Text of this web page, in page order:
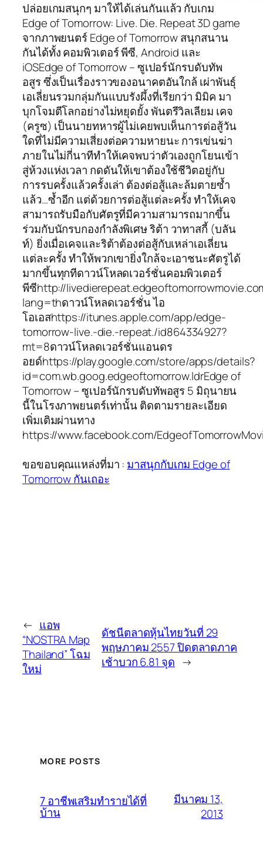
ปล่อยเกมสนุกๆ มาให้ได้เล่นกันแล้ว กับเกม
Edge of Tomorrow: Live. Die. Repeat 3D game
จากภาพยนตร์ Edge of Tomorrow สนุกสนาน
กันได้ทั้ง คอมพิวเตอร์ พีซี, Android และ
iOSEdge of Tomorrow – ซูเปอร์นักรบดับทัพ
อสูร ซึ่งเป็นเรื่องราวของอนาคตอันใกล้ เผ่าพันธุ์
เอเลี่ยนรวมกลุ่มกันแบบรังผึ้งที่เรียกว่า มิมิค มา
บุกโจมตีโลกอย่างไม่หยุดยั้ง พันตรีวิลเลียม เคจ
(ครูซ) เป็นนายทหารผู้ไม่เคยพบเห็นการต่อสู้วัน
ใดที่ไม่มีความเสี่ยงต่อความหายนะ การเข่นฆ่า
ภายในไม่กี่นาทีทำให้เคจพบว่าตัวเองถูกโยนเข้า
สู่ห้วงแห่งเวลา กดดันให้เขาต้องใช้ชีวิตอยู่กับ
การรบครั้งแล้วครั้งเล่า ต้องต่อสู้และล้มตายซ้ำ
แล้ว…ซ้ำอีก แต่ด้วยการต่อสู้แต่ละครั้ง ทำให้เคจ
สามารถรับมือกับศัตรูที่มีความสามารถมากขึ้น
ร่วมกับนักรบกองกำลังพิเศษ ริต้า วาทาสกี้ (บลัน
ท์) ยิ่งเมื่อเคจและริต้าต้องต่อสู้กับเหล่าเอเลี่ยน
แต่ละครั้ง ทำให้พวกเขายิ่งใกล้จะเอาชนะศัตรูได้
มากขึ้นทุกทีดาวน์โหลดเวอร์ชั่นคอมพิวเตอร์
พีซีhttp://
lang=thดาวน์โหลดเวอร์ชั่น ไอ
โอเอสhttps://itunes.apple.com/app/edge-
tomorrow-live.-die.-repeat./id864334927?
mt=8ดาวน์โหลดเวอร์ชั่นแอนดร
อยด์https://play.google.com/store/apps/details?
id=com.wb.goog.edgeoftomorrow.ldrEdge of
Tomorrow – ซูเปอร์นักรบดับทัพอสูร 5 มิถุนายน
นี้ในโรงภาพยนตร์เท่านั้น ติดตามรายละเอียด
เพิ่มเติมผ่านทาง
https://www.facebook.com/
ขอขอบคุณแหล่งที่มา : มาสนุกกับเกม Edge of
Tomorrow กันเถอะ
← แอพ
“NOSTRA Map
Thailand” โฉม
ใหม่
ดัชนีตลาดหุ้นไทยวันที่ 29
พฤษภาคม 2557 ปิดตลาดภาค
เช้าบวก 6.81 จุด →
MORE POSTS
7 อาชีพเสริมทำรายได้ที่
บ้าน
มีนาคม 13,
2013